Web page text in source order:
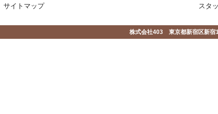
サイトマップ
スタ
株式会社403 東京都新宿区新